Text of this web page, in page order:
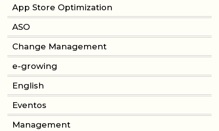
App Store Optimization
ASO
Change Management
e-growing
English
Eventos
Management